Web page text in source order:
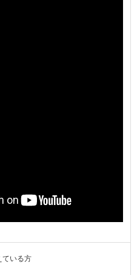
ている方